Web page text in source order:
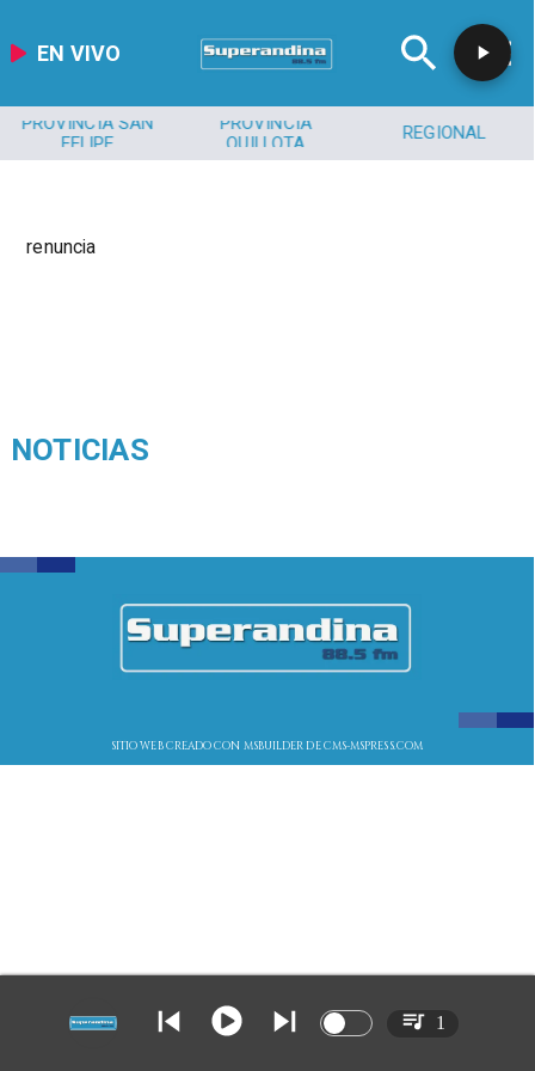
EN VIVO
PROVINCIA SAN
FELIPE
PROVINCIA
QUILLOTA
REGIONAL
renuncia
NOTICIAS
SITIO WEB CREADO CON MSBUILDER DE CMS-MSPRESS.COM
1